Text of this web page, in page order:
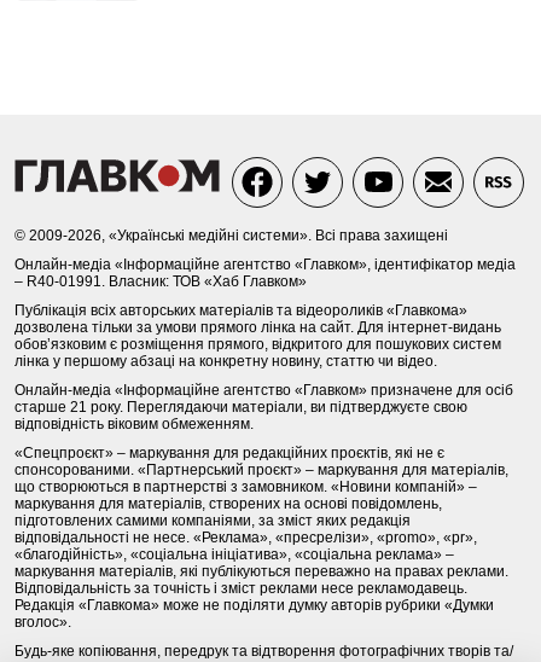
© 2009-2026, «Українські медійні системи». Всі права захищені
Онлайн-медіа «Інформаційне агентство «Главком», ідентифікатор медіа
– R40-01991. Власник: ТОВ «Хаб Главком»
Публікація всіх авторських матеріалів та відеороликів «Главкома»
дозволена тільки за умови прямого лінка на сайт. Для інтернет-видань
обов’язковим є розміщення прямого, відкритого для пошукових систем
лінка у першому абзаці на конкретну новину, статтю чи відео.
Онлайн-медіа «Інформаційне агентство «Главком» призначене для осіб
старше 21 року. Переглядаючи матеріали, ви підтверджуєте свою
відповідність віковим обмеженням.
«Спецпроєкт» – маркування для редакційних проєктів, які не є
спонсорованими. «Партнерський проєкт» – маркування для матеріалів,
що створюються в партнерстві з замовником. «Новини компаній» –
маркування для матеріалів, створених на основі повідомлень,
підготовлених самими компаніями, за зміст яких редакція
відповідальності не несе. «Реклама», «пресрелізи», «promo», «pr»,
«благодійність», «соціальна ініціатива», «соціальна реклама» –
маркування матеріалів, які публікуються переважно на правах реклами.
Відповідальність за точність і зміст реклами несе рекламодавець.
Редакція «Главкома» може не поділяти думку авторів рубрики «Думки
вголос».
Будь-яке копіювання, передрук та відтворення фотографічних творів та/